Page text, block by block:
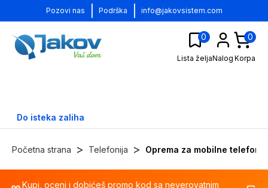
Pozovi nas Podrška info@jakovsistem.com
0
Lista željaNalog
0
Korpa
Do isteka zaliha
Početna strana > Telefonija > Oprema za mobilne telefone
Kupi, oceni i dobićeš promo kod sa neverovatnim